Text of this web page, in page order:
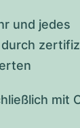
und jedes
mit